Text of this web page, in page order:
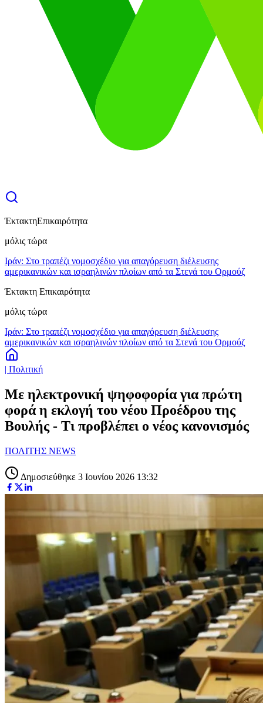
ΈκτακτηΕπικαιρότητα
μόλις τώρα
Ιράν: Στο τραπέζι νομοσχέδιο για απαγόρευση διέλευσης
αμερικανικών και ισραηλινών πλοίων από τα Στενά του Ορμούζ
Έκτακτη Επικαιρότητα
μόλις τώρα
Ιράν: Στο τραπέζι νομοσχέδιο για απαγόρευση διέλευσης
αμερικανικών και ισραηλινών πλοίων από τα Στενά του Ορμούζ
| Πολιτική
Με ηλεκτρονική ψηφοφορία για πρώτη
φορά η εκλογή του νέου Προέδρου της
Βουλής - Τι προβλέπει ο νέος κανονισμός
ΠΟΛΙΤΗΣ NEWS
Δημοσιεύθηκε 3 Ιουνίου 2026 13:32